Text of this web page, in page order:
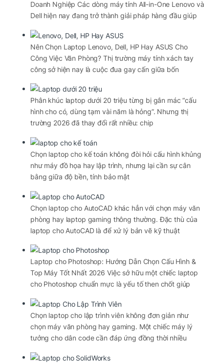
Doanh Nghiệp Các dòng máy tính All-in-One Lenovo và
Dell hiện nay đang trở thành giải pháp hàng đầu giúp
Nên Chọn Laptop Lenovo, Dell, HP Hay ASUS Cho
Công Việc Văn Phòng? Thị trường máy tính xách tay
công sở hiện nay là cuộc đua gay cấn giữa bốn
Phân khúc laptop dưới 20 triệu từng bị gắn mác “cấu
hình cho có, dùng tạm vài năm là hỏng”. Nhưng thị
trường 2026 đã thay đổi rất nhiều: chip
Chọn laptop cho kế toán không đòi hỏi cấu hình khủng
như máy đồ họa hay lập trình, nhưng lại cần sự cân
bằng giữa độ bền, tính bảo mật
Chọn laptop cho AutoCAD khác hẳn với chọn máy văn
phòng hay laptop gaming thông thường. Đặc thù của
laptop cho AutoCAD là để xử lý bản vẽ kỹ thuật
Laptop cho Photoshop: Hướng Dẫn Chọn Cấu Hình &
Top Máy Tốt Nhất 2026 Việc sở hữu một chiếc laptop
cho Photoshop chuẩn mực là yếu tố then chốt giúp
Chọn laptop cho lập trình viên không đơn giản như
chọn máy văn phòng hay gaming. Một chiếc máy lý
tưởng cho dân code cần đáp ứng đồng thời nhiều